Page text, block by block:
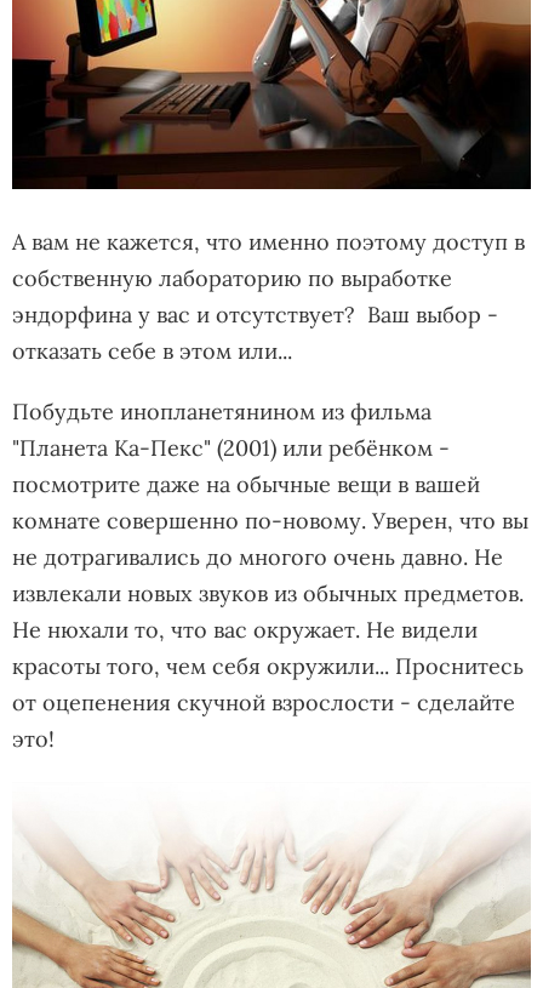
А вам не кажется, что именно поэтому доступ в
собственную лабораторию по выработке
эндорфина у вас и отсутствует? Ваш выбор -
отказать себе в этом или...
Побудьте инопланетянином из фильма
"Планета Ка-Пекс" (2001) или ребёнком -
посмотрите даже на обычные вещи в вашей
комнате совершенно по-новому. Уверен, что вы
не дотрагивались до многого очень давно. Не
извлекали новых звуков из обычных предметов.
Не нюхали то, что вас окружает. Не видели
красоты того, чем себя окружили... Проснитесь
от оцепенения скучной взрослости - сделайте
это!